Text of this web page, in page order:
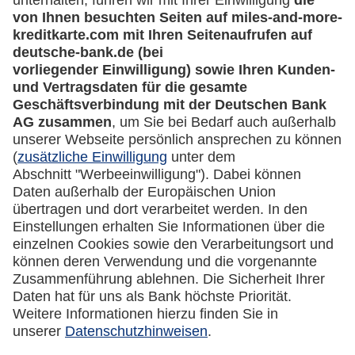
miles-and-more.com
lufthansa.com
Rechtliches
Impressum
Datenschutz
Cookie Einstellungen
Vertrag widerrufen